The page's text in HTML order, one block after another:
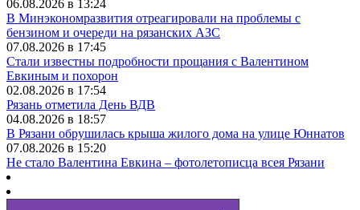
06.08.2026 в 13:24
В Минэкономразвития отреагировали на проблемы с
бензином и очереди на рязанских АЗС
07.08.2026 в 17:45
Стали известны подробности прощания с Валентином
Евкиным и похорон
02.08.2026 в 17:54
Рязань отметила День ВДВ
04.08.2026 в 18:57
В Рязани обрушилась крыша жилого дома на улице Юннатов
07.08.2026 в 15:20
Не стало Валентина Евкина – фотолетописца всея Рязани